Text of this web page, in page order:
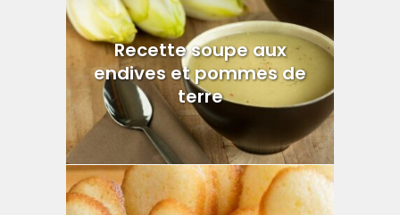
Recette soupe aux
endives et pommes de
terre